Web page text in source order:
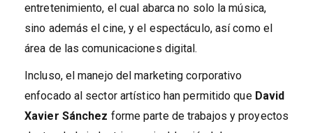
entretenimiento, el cual abarca no solo la música,
sino además el cine, y el espectáculo, así como el
área de las comunicaciones digital.
Incluso, el manejo del marketing corporativo
enfocado al sector artístico han permitido que David
Xavier Sánchez forme parte de trabajos y proyectos